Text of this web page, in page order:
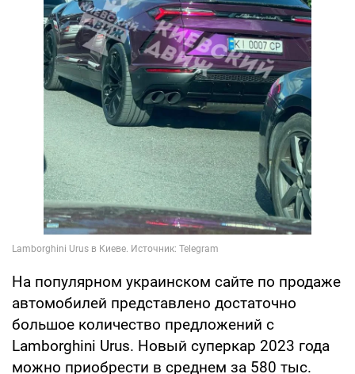
На популярном украинском сайте по продаже
автомобилей представлено достаточно
большое количество предложений с
Lamborghini Urus. Новый суперкар 2023 года
можно приобрести в среднем за 580 тыс.